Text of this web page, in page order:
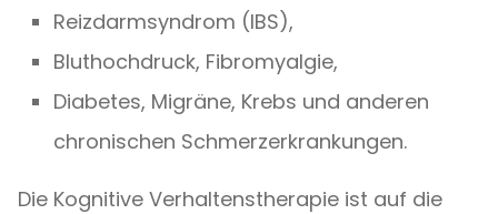
Reizdarmsyndrom (IBS),
Bluthochdruck, Fibromyalgie,
Diabetes, Migräne, Krebs und anderen
chronischen Schmerzerkrankungen.
Die Kognitive Verhaltenstherapie ist auf die